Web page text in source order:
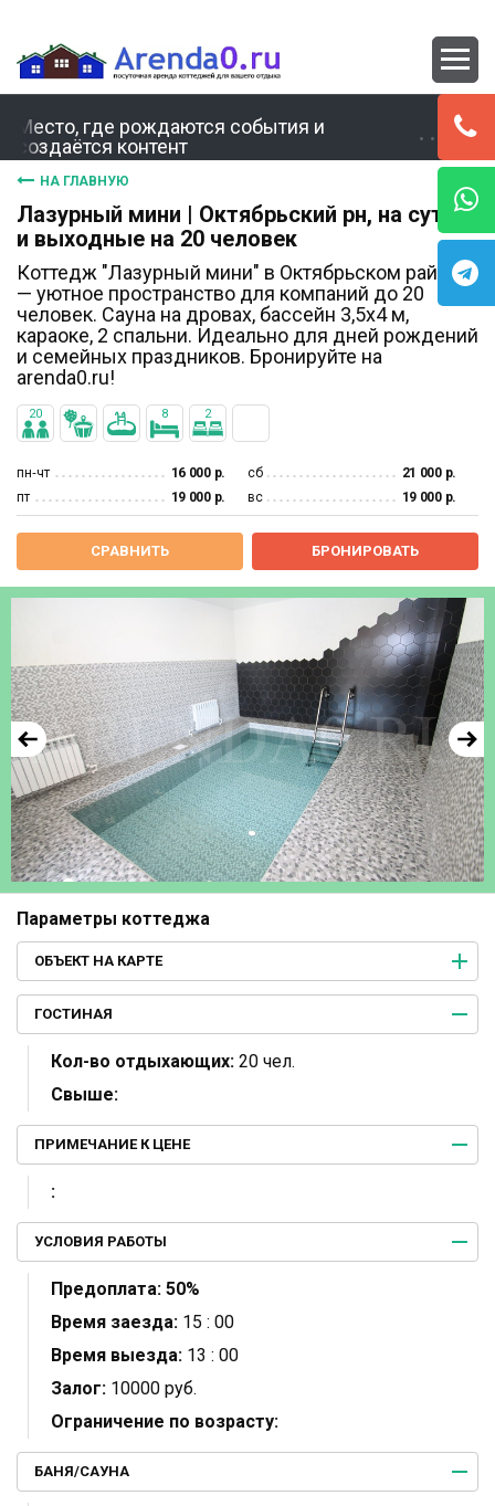
Место, где рождаются события и
создаётся контент
НА ГЛАВНУЮ
Лазурный мини | Октябрьский рн, на сутки
и выходные на 20 человек
Коттедж "Лазурный мини" в Октябрьском районе
— уютное пространство для компаний до 20
человек. Сауна на дровах, бассейн 3,5x4 м,
караоке, 2 спальни. Идеально для дней рождений
и семейных праздников. Бронируйте на
arenda0.ru!
20 8 2
пн‐чт
16 000 р.
пт
19 000 р.
сб
21 000 р.
вс
19 000 р.
СРАВНИТЬ БРОНИРОВАТЬ
Параметры коттеджа
ОБЪЕКТ НА КАРТЕ
ГОСТИНАЯ
Кол-во отдыхающих: 20 чел.
Свыше:
ПРИМЕЧАНИЕ К ЦЕНЕ
:
УСЛОВИЯ РАБОТЫ
Предоплата: 50%
Время заезда: 15 : 00
Время выезда: 13 : 00
Залог: 10000 руб.
Ограничение по возрасту:
БАНЯ/САУНА